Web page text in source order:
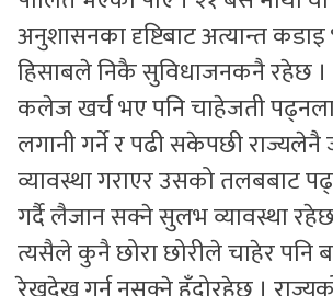
अनुशासनका दृष्टिबाट अत्यान्त
हिसाबले निकै सुविधाजनकनै रहेछ
कलेज खर्च भए पनि चाहेजती
लगानी गर्ने र पढी सकेपछी राज्यलेनै
व्यावस्था गराएर उसको तलबबाट
गर्दै लैजान सक्ने सुलभ व्यावस्था
त्यसैले कुनै छोरा छोरीले चाहेर पनि